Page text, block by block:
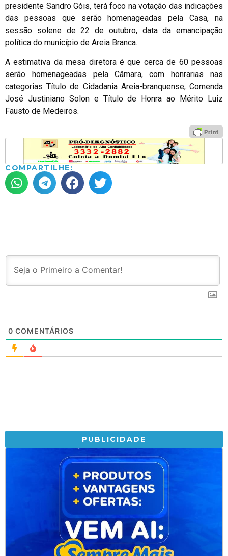
presidente Sandro Góis, terá foco na votação das indicações
das pessoas que serão homenageadas pela Casa, na
sessão solene de 22 de outubro, data da emancipação
política do município de Areia Branca.
A estimativa da mesa diretora é que cerca de 60 pessoas
serão homenageadas pela Câmara, com honrarias nas
categorias Título de Cidadania Areia-branquense, Comenda
José Justiniano Solon e Título de Honra ao Mérito Luiz
Fausto de Medeiros.
COMPARTILHE:
0 COMENTÁRIOS
PUBLICIDADE